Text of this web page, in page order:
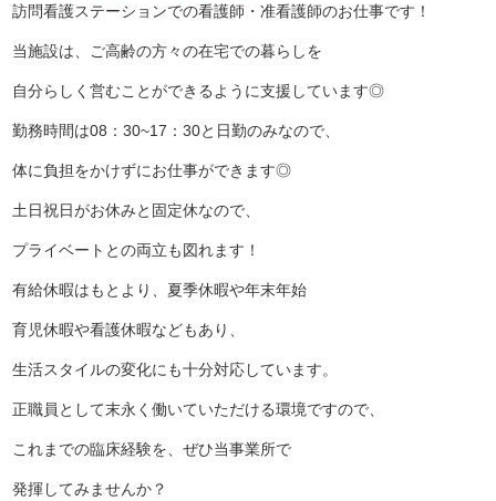
訪問看護ステーションでの看護師・准看護師のお仕事です！
当施設は、ご高齢の方々の在宅での暮らしを
自分らしく営むことができるように支援しています◎
勤務時間は08：30~17：30と日勤のみなので、
体に負担をかけずにお仕事ができます◎
土日祝日がお休みと固定休なので、
プライベートとの両立も図れます！
有給休暇はもとより、夏季休暇や年末年始
育児休暇や看護休暇などもあり、
生活スタイルの変化にも十分対応しています。
正職員として末永く働いていただける環境ですので、
これまでの臨床経験を、ぜひ当事業所で
発揮してみませんか？